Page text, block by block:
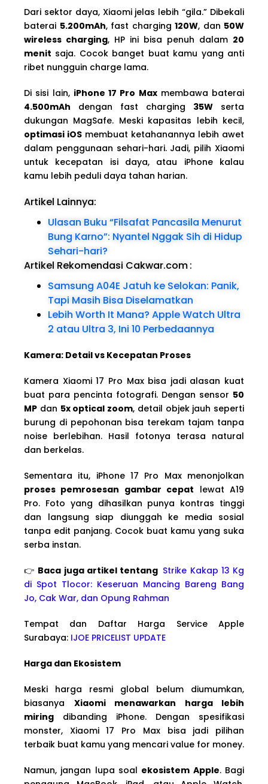
Dari sektor daya, Xiaomi jelas lebih “gila.” Dibekali
baterai 5.200mAh, fast charging 120W, dan 50W
wireless charging, HP ini bisa penuh dalam 20
menit saja. Cocok banget buat kamu yang anti
ribet nungguin charge lama.
Di sisi lain, iPhone 17 Pro Maxmembawa baterai
4.500mAh dengan fast charging 35W serta
dukungan MagSafe. Meski kapasitas lebih kecil,
optimasi iOS membuat ketahanannya lebih awet
dalam penggunaan sehari-hari. Jadi, pilih Xiaomi
untuk kecepatan isi daya, atau iPhone kalau
kamu lebih peduli daya tahan harian.
Artikel Lainnya:
Ulasan Buku “Filsafat Pancasila Menurut
Bung Karno”: Nyantel Nggak Sih di Hidup
Sehari-hari?
Artikel Rekomendasi Cakwar.com:
Samsung A04E Jatuh ke Selokan: Panik,
Tapi Masih Bisa Diselamatkan
Lebih Worth It Mana? Apple Watch Ultra
2 atau Ultra 3, Ini 10 Perbedaannya
Kamera: Detail vs Kecepatan Proses
Kamera Xiaomi 17 Pro Max bisa jadi alasan kuat
buat para pencinta fotografi. Dengan sensor 50
MP dan 5x optical zoom, detail objek jauh seperti
burung di pepohonan bisa terekam tajam tanpa
noise berlebihan. Hasil fotonya terasa natural
dan berkelas.
Sementara itu, iPhone 17 Pro Max menonjolkan
proses pemrosesan gambar cepat lewat A19
Pro. Foto yang dihasilkan punya kontras tinggi
dan langsung siap diunggah ke media sosial
tanpa edit panjang. Cocok buat kamu yang suka
serba instan.
👉 Baca juga artikel tentang Strike Kakap 13 Kg
di Spot Tlocor: Keseruan Mancing Bareng Bang
Jo, Cak War, dan Opung Rahman
Tempat dan Daftar Harga Service Apple
Surabaya: IJOE PRICELIST UPDATE
Harga dan Ekosistem
Meski harga resmi global belum diumumkan,
biasanya Xiaomi menawarkan harga lebih
miring dibanding iPhone. Dengan spesifikasi
monster, Xiaomi 17 Pro Max bisa jadi pilihan
terbaik buat kamu yang mencari value for money.
Namun, jangan lupa soal ekosistem Apple. Bagi